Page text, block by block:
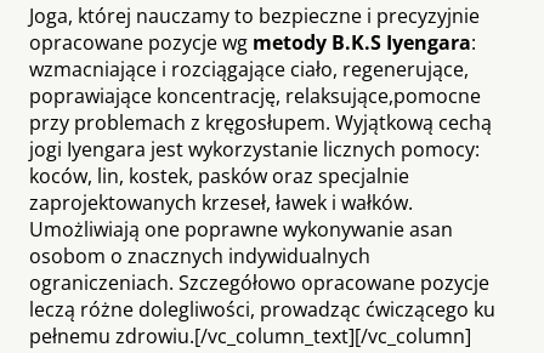
Joga, której nauczamy to bezpieczne i precyzyjnie
opracowane pozycje wg metody B.K.S Iyengara:
wzmacniające i rozciągające ciało, regenerujące,
poprawiające koncentrację, relaksujące,pomocne
przy problemach z kręgosłupem. Wyjątkową cechą
jogi Iyengara jest wykorzystanie licznych pomocy:
koców, lin, kostek, pasków oraz specjalnie
zaprojektowanych krzeseł, ławek i wałków.
Umożliwiają one poprawne wykonywanie asan
osobom o znacznych indywidualnych
ograniczeniach. Szczegółowo opracowane pozycje
leczą różne dolegliwości, prowadząc ćwiczącego ku
pełnemu zdrowiu.[/vc_column_text][/vc_column]